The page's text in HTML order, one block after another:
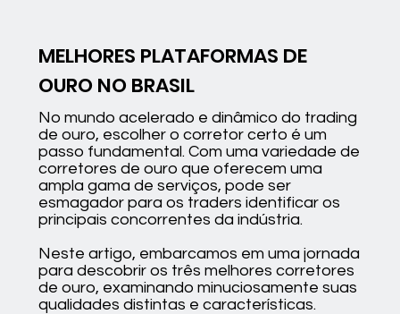
MELHORES PLATAFORMAS DE
OURO NO BRASIL
No mundo acelerado e dinâmico do trading
de ouro, escolher o corretor certo é um
passo fundamental. Com uma variedade de
corretores de ouro que oferecem uma
ampla gama de serviços, pode ser
esmagador para os traders identificar os
principais concorrentes da indústria.
Neste artigo, embarcamos em uma jornada
para descobrir os três melhores corretores
de ouro, examinando minuciosamente suas
qualidades distintas e características.